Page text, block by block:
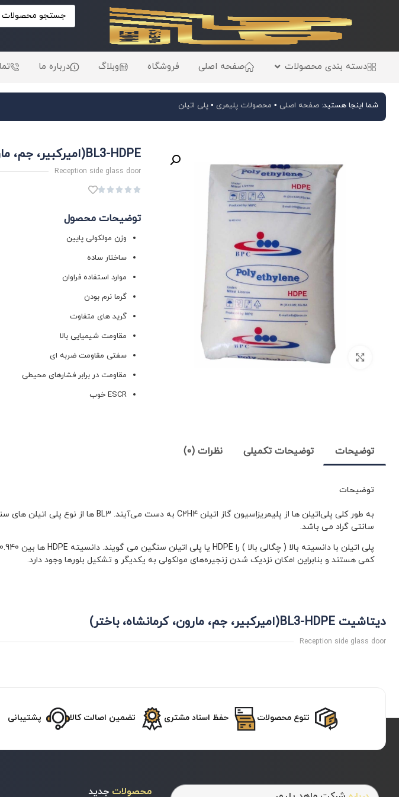
دسته بندی محصولات صفحه اصلی فروشگاه وبلاگ درباره ما
شما اینجا هستید: صفحه اصلی • محصولات پلیمری • پلی‌ اتیلن
BL3-HDPE(امیرکبیر، جم، مارون، کرمانشاه، باختر)
Reception side glass door





توضیحات محصول
وزن مولکولی پایین
ساختار ساده
موارد استفاده فراوان
گرما نرم بودن
گرید های متفاوت
مقاومت شیمیایی بالا
سفتی مقاومت ضربه ای
مقاومت در برابر فشارهای محیطی
ESCR خوب
توضیحات توضیحات تکمیلی نظرات (0)
توضیحات
سانتی گراد می باشد.
کمی هستند و بنابراین امکان نزدیک شدن زنجیره‌های مولکولی به یکدیگر و تشکیل بلورها وجود دارد.
دیتاشیت BL3-HDPE(امیرکبیر، جم، مارون، کرمانشاه، باختر)
Reception side glass door
تنوع محصولات حفظ اسناد مشتری تضمین اصالت کالا پشتیبانی
محصولات جدید